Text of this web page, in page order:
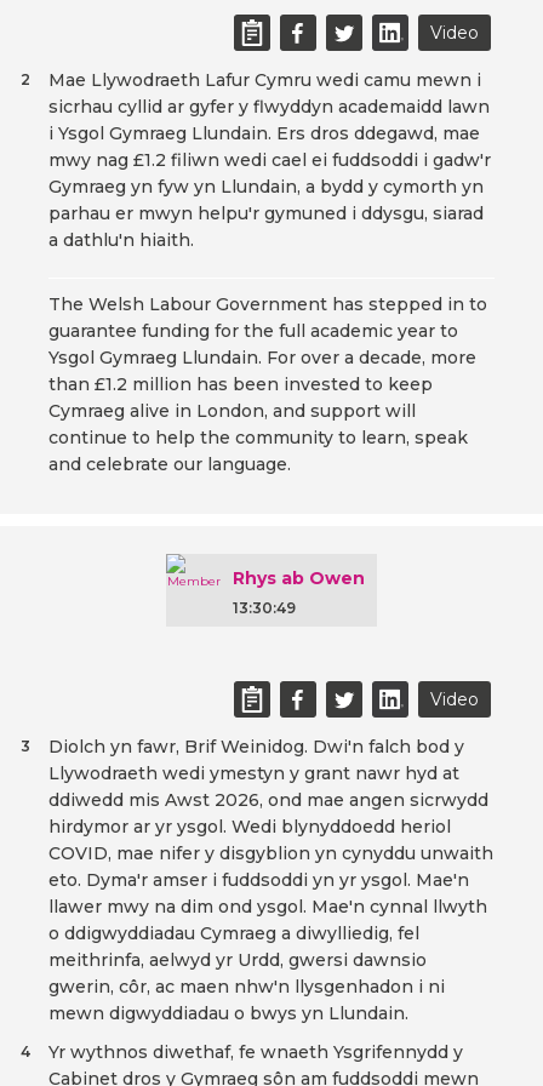
Video
Mae Llywodraeth Lafur Cymru wedi camu mewn i
sicrhau cyllid ar gyfer y flwyddyn academaidd lawn
i Ysgol Gymraeg Llundain. Ers dros ddegawd, mae
mwy nag £1.2 filiwn wedi cael ei fuddsoddi i gadw'r
Gymraeg yn fyw yn Llundain, a bydd y cymorth yn
parhau er mwyn helpu'r gymuned i ddysgu, siarad
a dathlu'n hiaith.
2
The Welsh Labour Government has stepped in to
guarantee funding for the full academic year to
Ysgol Gymraeg Llundain. For over a decade, more
than £1.2 million has been invested to keep
Cymraeg alive in London, and support will
continue to help the community to learn, speak
and celebrate our language.
Rhys ab Owen
13:30:49
Video
Diolch yn fawr, Brif Weinidog. Dwi'n falch bod y
Llywodraeth wedi ymestyn y grant nawr hyd at
ddiwedd mis Awst 2026, ond mae angen sicrwydd
hirdymor ar yr ysgol. Wedi blynyddoedd heriol
COVID, mae nifer y disgyblion yn cynyddu unwaith
eto. Dyma'r amser i fuddsoddi yn yr ysgol. Mae'n
llawer mwy na dim ond ysgol. Mae'n cynnal llwyth
o ddigwyddiadau Cymraeg a diwylliedig, fel
meithrinfa, aelwyd yr Urdd, gwersi dawnsio
gwerin, côr, ac maen nhw'n llysgenhadon i ni
mewn digwyddiadau o bwys yn Llundain.
3
Yr wythnos diwethaf, fe wnaeth Ysgrifennydd y
Cabinet dros y Gymraeg sôn am fuddsoddi mewn
4